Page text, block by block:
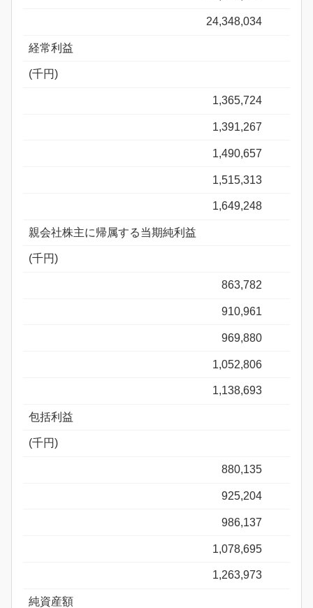
24,348,034
経常利益
(千円)
1,365,724
1,391,267
1,490,657
1,515,313
1,649,248
親会社株主に帰属する当期純利益
(千円)
863,782
910,961
969,880
1,052,806
1,138,693
包括利益
(千円)
880,135
925,204
986,137
1,078,695
1,263,973
純資産額